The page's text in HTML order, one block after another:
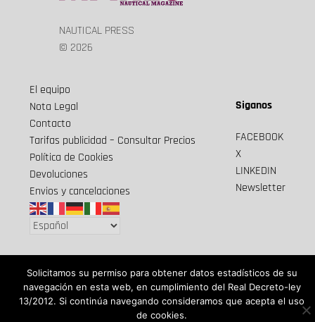
NAUTICAL PRESS
© 2026
El equipo
Nota Legal
Contacto
Tarifas publicidad – Consultar Precios
Política de Cookies
Devoluciones
Envios y cancelaciones
Siganos
FACEBOOK
X
LINKEDIN
Newsletter
Solicitamos su permiso para obtener datos estadísticos de su
navegación en esta web, en cumplimiento del Real Decreto-ley
13/2012. Si continúa navegando consideramos que acepta el uso
de cookies.